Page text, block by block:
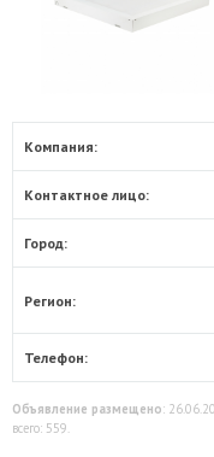
Компания:
Контактное лицо:
Город:
Регион:
Телефон:
Объявление размещено:
всего: 559.